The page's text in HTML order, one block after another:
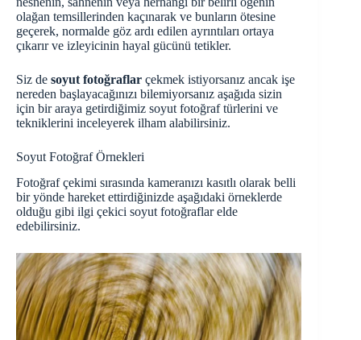
olağan temsillerinden kaçınarak ve bunların ötesine
geçerek, normalde göz ardı edilen ayrıntıları ortaya
çıkarır ve izleyicinin hayal gücünü tetikler.
Siz de soyut fotoğraflar çekmek istiyorsanız ancak işe
nereden başlayacağınızı bilemiyorsanız aşağıda sizin
için bir araya getirdiğimiz soyut fotoğraf türlerini ve
tekniklerini inceleyerek ilham alabilirsiniz.
Soyut Fotoğraf Örnekleri
Fotoğraf çekimi sırasında kameranızı kasıtlı olarak belli
bir yönde hareket ettirdiğinizde aşağıdaki örneklerde
olduğu gibi ilgi çekici soyut fotoğraflar elde
edebilirsiniz.